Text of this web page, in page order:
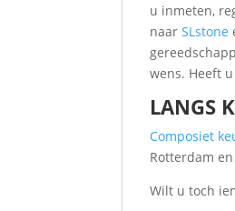
u inmeten,
naarSLstone
wens. Heeft
LANGS
Composiet
Rotterdam
Wilt u toch